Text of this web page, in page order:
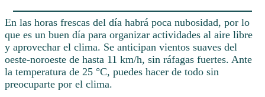
En las horas frescas del día habrá poca nubosidad, por lo
que es un buen día para organizar actividades al aire libre
y aprovechar el clima. Se anticipan vientos suaves del
oeste-noroeste de hasta 11 km/h, sin ráfagas fuertes. Ante
la temperatura de 25 °C, puedes hacer de todo sin
preocuparte por el clima.